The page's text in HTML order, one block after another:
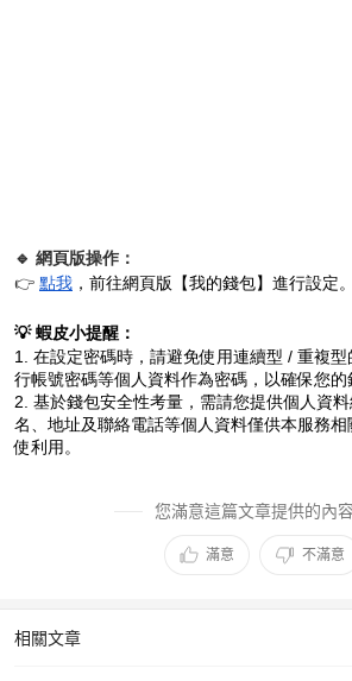
🔹 網頁版操作：
👉 點我 ，前往網頁版【我的錢包】進行設定。
💡 蝦皮小提醒：
1. 在設定密碼時，請避免使用連續型 / 重複
行帳號密碼等個人資料作為密碼，以確保您的
2. 基於錢包安全性考量，需請您提供個人資
名、地址及聯絡電話等個人資料僅供本服務
使利用。
您滿意這篇文章提供的內
滿意 不滿意
相關文章